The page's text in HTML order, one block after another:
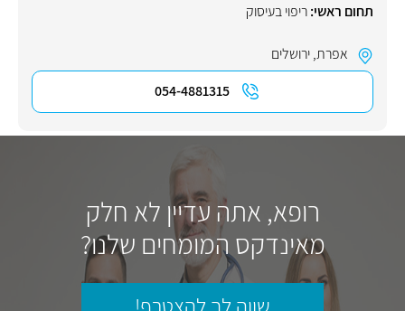
תחום ראשי:ריפוי בעיסוק
אפרת,ירושלים
054-4881315
רופא, אתה עדיין לא חלק
מאינדקס המומחים שלנו?